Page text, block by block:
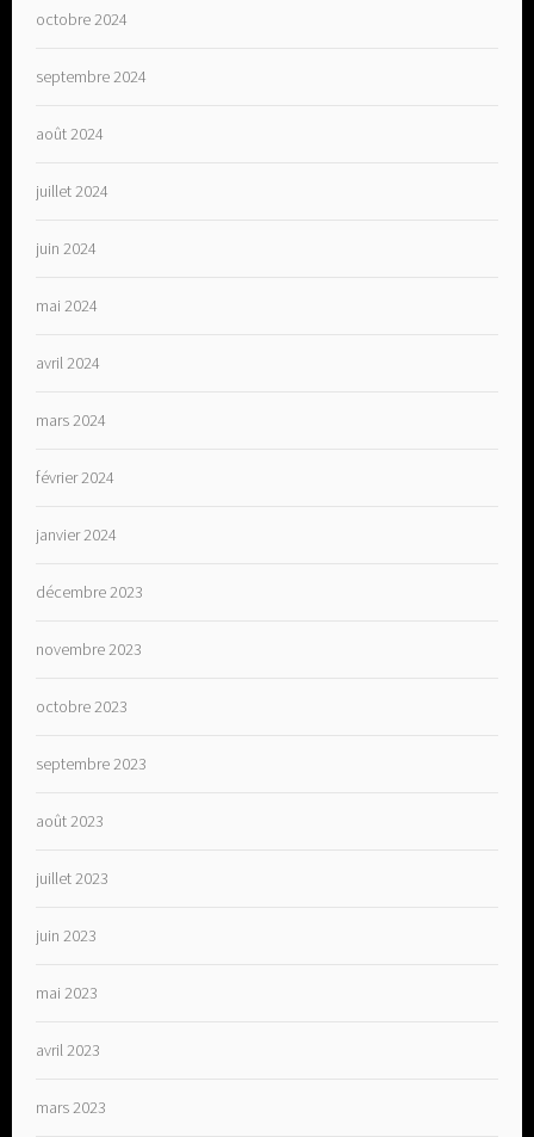
octobre 2024
septembre 2024
août 2024
juillet 2024
juin 2024
mai 2024
avril 2024
mars 2024
février 2024
janvier 2024
décembre 2023
novembre 2023
octobre 2023
septembre 2023
août 2023
juillet 2023
juin 2023
mai 2023
avril 2023
mars 2023